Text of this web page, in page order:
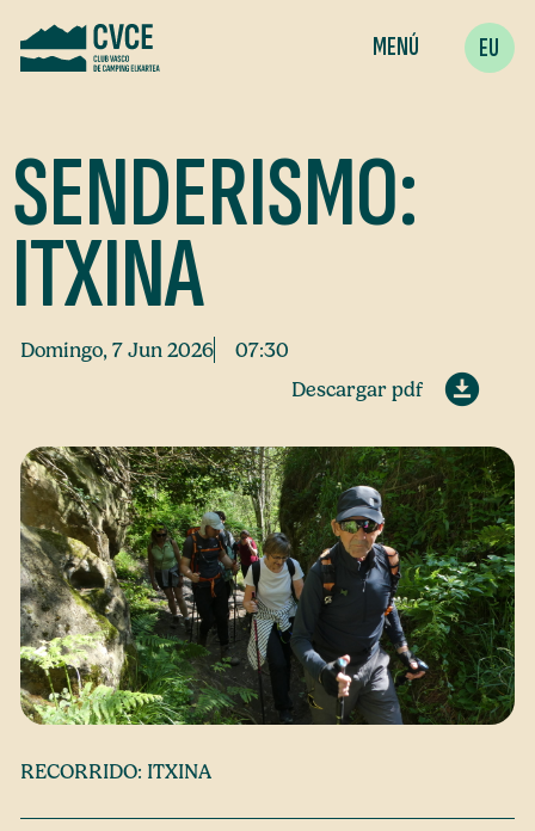
MENÚ EU
SENDERISMO:
ITXINA
Domingo, 7 Jun 2026
07:30
Descargar pdf
RECORRIDO: ITXINA